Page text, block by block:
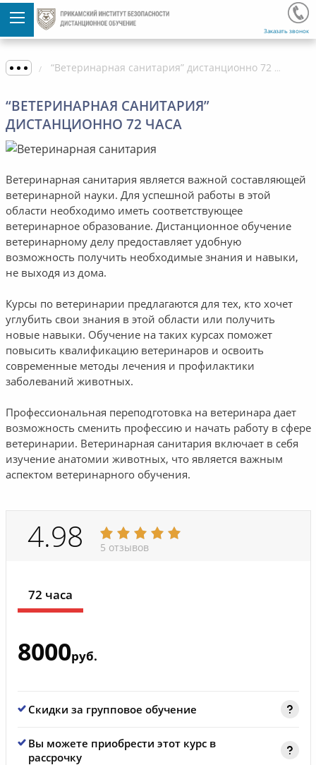
Заказать звонок
“Ветеринарная санитария” дистанционно 72 часа
“ВЕТЕРИНАРНАЯ САНИТАРИЯ”
ДИСТАНЦИОННО 72 ЧАСА
Ветеринарная санитария является важной составляющей
ветеринарной науки. Для успешной работы в этой
области необходимо иметь соответствующее
ветеринарное образование. Дистанционное обучение
ветеринарному делу предоставляет удобную
возможность получить необходимые знания и навыки,
не выходя из дома.
Курсы по ветеринарии предлагаются для тех, кто хочет
углубить свои знания в этой области или получить
новые навыки. Обучение на таких курсах поможет
повысить квалификацию ветеринаров и освоить
современные методы лечения и профилактики
заболеваний животных.
Профессиональная переподготовка на ветеринара дает
возможность сменить профессию и начать работу в сфере
ветеринарии. Ветеринарная санитария включает в себя
изучение анатомии животных, что является важным
аспектом ветеринарного обучения.
4.98 5 отзывов
72 часа
8000руб.
Скидки за групповое обучение
Вы можете приобрести этот курс в
рассрочку